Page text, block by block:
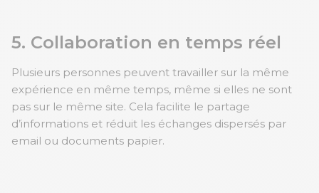
5. Collaboration en temps réel
Plusieurs personnes peuvent travailler sur la même
expérience en même temps, même si elles ne sont
pas sur le même site. Cela facilite le partage
d’informations et réduit les échanges dispersés par
email ou documents papier.